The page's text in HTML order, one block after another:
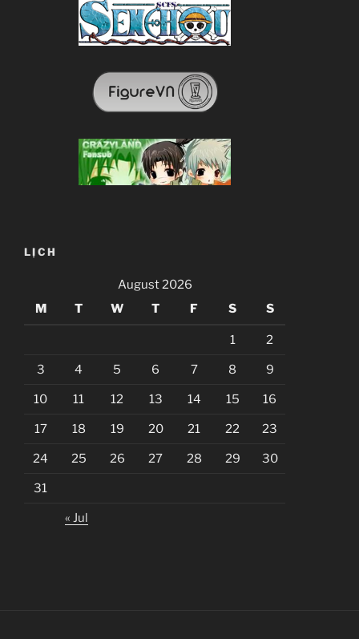
LỊCH
August 2026
M
T W T F S S
1 2
3 4 5 6 7 8 9
10 11 12 13 14 15 16
17 18 19 20 21 22 23
24 25 26 27 28 29 30
31
« Jul